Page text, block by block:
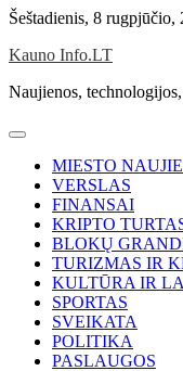
Skip
content
Šeštadienis, 8 rugpjūčio,
Kauno Info.LT
Naujienos,
MIESTO
VERSLAS
FINANSAI
KRIPTO
BLOKŲ
TURIZMAS IR
KULTŪRA IR
SPORTAS
SVEIKATA
POLITIKA
PASLAUGOS